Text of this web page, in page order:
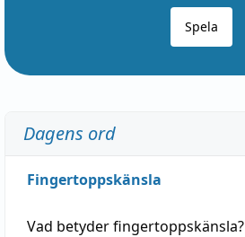
Spela
Dagens ord
Fingertoppskänsla
Vad betyderfingertoppskänsla?